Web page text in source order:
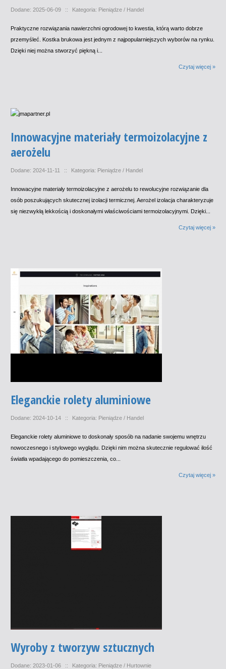
Dodane: 2025-06-09 :: Kategoria: Pieniądze / Handel
Praktyczne rozwiązania nawierzchni ogrodowej to kwestia, którą warto dobrze
przemyśleć. Kostka brukowa jest jednym z najpopularniejszych wyborów na rynku.
Dzięki niej można stworzyć piękną i...
Czytaj więcej »
Innowacyjne materiały termoizolacyjne z
aerożelu
Dodane: 2024-11-11 :: Kategoria: Pieniądze / Handel
Innowacyjne materiały termoizolacyjne z aerożelu to rewolucyjne rozwiązanie dla
osób poszukujących skutecznej izolacji termicznej. Aerożel izolacja charakteryzuje
się niezwykłą lekkością i doskonałymi właściwościami termoizolacyjnymi. Dzięki...
Czytaj więcej »
Eleganckie rolety aluminiowe
Dodane: 2024-10-14 :: Kategoria: Pieniądze / Handel
Eleganckie rolety aluminiowe to doskonały sposób na nadanie swojemu wnętrzu
nowoczesnego i stylowego wyglądu. Dzięki nim można skutecznie regulować ilość
światła wpadającego do pomieszczenia, co...
Czytaj więcej »
Wyroby z tworzyw sztucznych
Dodane: 2023-01-06 :: Kategoria: Pieniądze / Hurtownie